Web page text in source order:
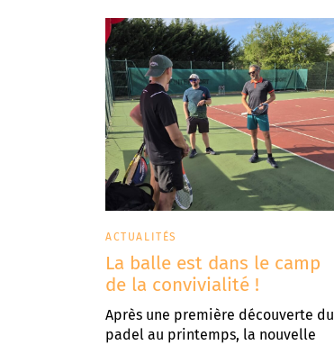
ACTUALITÉS
La balle est dans le camp
de la convivialité !
Après une première découverte du
padel au printemps, la nouvelle